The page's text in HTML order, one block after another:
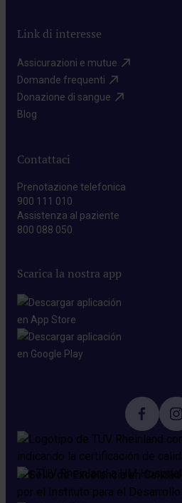
Link di interesse
Assicurazioni e mutue​
Domande frequenti​
Donazione di sangue​
Blog​
Contattaci
Prenotazione telefonica
900 111 010
Assistenza al paziente
800 088 050
Scarica la nostra app